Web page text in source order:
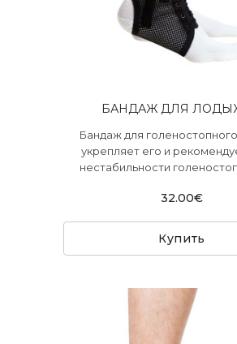
БАНДАЖ ДЛЯ
Бандаж для
укрепляет его и
нестабильности
32.00€
Купить